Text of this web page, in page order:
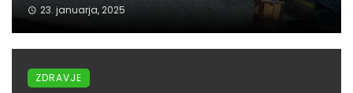
23. januarja, 2025
ZDRAVJE